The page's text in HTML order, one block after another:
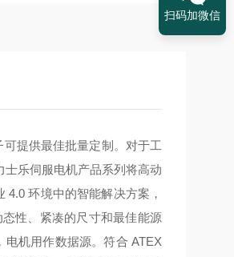
提供最佳批量定制。对于工
士乐伺服电机产品系列将高动
环境中的智能解决方案，
性、紧凑的尺寸和最佳能源
机用作数据源。符合 ATEX
扫码加微信